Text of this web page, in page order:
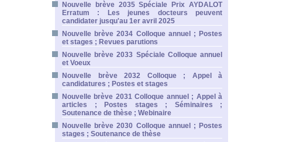
Nouvelle brève 2035 Spéciale Prix AYDALOT
Erratum : Les jeunes docteurs peuvent
candidater jusqu'au 1er avril 2025
Nouvelle brève 2034 Colloque annuel ; Postes
et stages ; Revues parutions
Nouvelle brève 2033 Spéciale Colloque annuel
et Voeux
Nouvelle brève 2032 Colloque ; Appel à
candidatures ; Postes et stages
Nouvelle brève 2031 Colloque annuel ; Appel à
articles ; Postes stages ; Séminaires ;
Soutenance de thèse ; Webinaire
Nouvelle brève 2030 Colloque annuel ; Postes
stages ; Soutenance de thèse